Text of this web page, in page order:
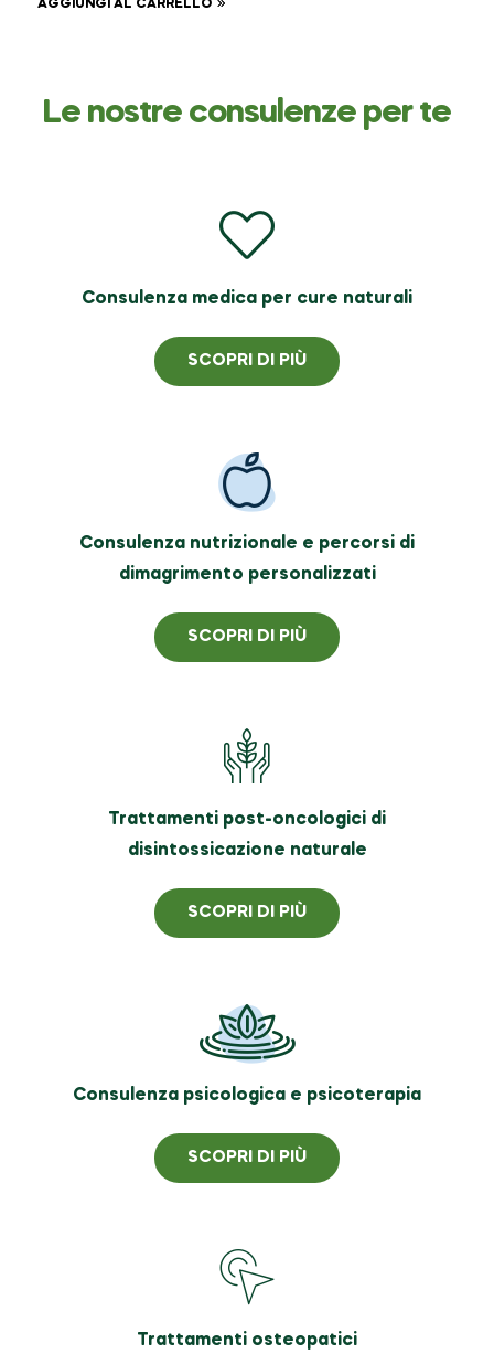
AGGIUNGI AL CARRELLO
Le nostre consulenze per te
Consulenza medica per cure naturali
SCOPRI DI PIÙ
Consulenza nutrizionale e percorsi di
dimagrimento personalizzati
SCOPRI DI PIÙ
Trattamenti post-oncologici di
disintossicazione naturale
SCOPRI DI PIÙ
Consulenza psicologica e psicoterapia
SCOPRI DI PIÙ
Trattamenti osteopatici